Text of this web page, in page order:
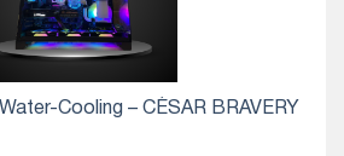
Cooling – CÉSAR BRAVERY